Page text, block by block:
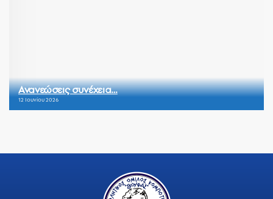
Ανανεώσεις συνέχεια…
12 Ιουνίου 2026